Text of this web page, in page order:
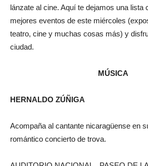
lánzate al cine. Aquí te dejamos una lista
mejores eventos de este miércoles
teatro, cine y muchas cosas más) y
ciudad.
MÚSICA
HERNALDO ZÚÑIGA
Acompaña al cantante nicaragüense en
romántico concierto de trova.